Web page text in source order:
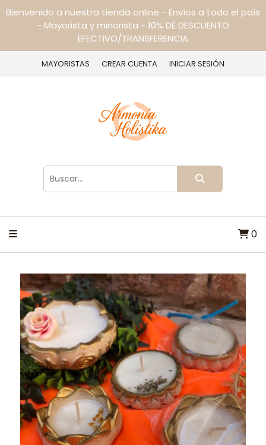
Bienvenido a nuestra tienda online - Envíos a todo el país
- Mayorista y minorista - 10% DE DESCUENTO
EFECTIVO/TRANSFERENCIA
MAYORISTAS CREAR CUENTA INICIAR SESIÓN
0